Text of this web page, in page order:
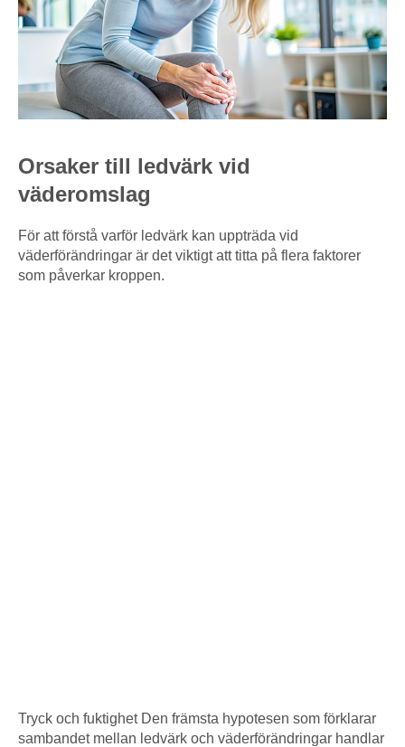
Orsaker till ledvärk vid
väderomslag
För att förstå varför ledvärk kan uppträda vid
väderförändringar är det viktigt att titta på flera faktorer
som påverkar kroppen.
Tryck och fuktighet Den främsta hypotesen som förklarar
sambandet mellan ledvärk och väderförändringar handlar